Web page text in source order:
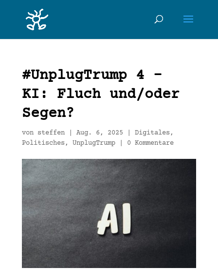
#UnplugTrump 4 –
KI: Fluch und/oder
Segen?
von steffen| Aug. 6, 2025 Digitales,
Politisches, UnplugTrump| 0 Kommentare